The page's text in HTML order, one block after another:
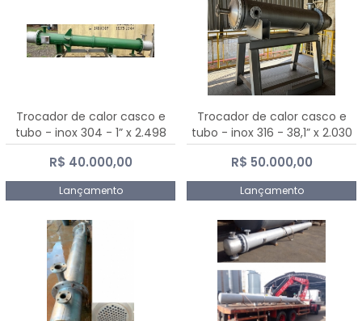
Trocador de calor casco e
tubo - inox 304 - 1” x 2.498
mm
R$ 40.000,00
Lançamento
Trocador de calor casco e
tubo - inox 316 - 38,1” x 2.030
mm
R$ 50.000,00
Lançamento